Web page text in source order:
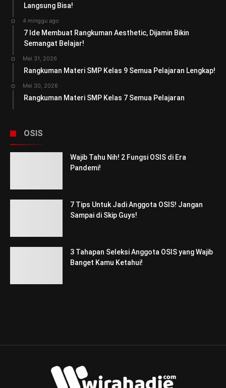
Langsung Bisa!
4 minggu ago
7 Ide Membuat Rangkuman Aesthetic, Dijamin Bikin
Semangat Belajar!
Mei 31, 2026
Rangkuman Materi SMP Kelas 9 Semua Pelajaran Lengkap!
Mei 30, 2026
Rangkuman Materi SMP Kelas 7 Semua Pelajaran
OSIS
Wajib Tahu Nih! 2 Fungsi OSIS di Era
Pandemi!
7 Tips Untuk Jadi Anggota OSIS! Jangan
Sampai di Skip Guys!
3 Tahapan Seleksi Anggota OSIS yang Wajib
Banget Kamu Ketahui!